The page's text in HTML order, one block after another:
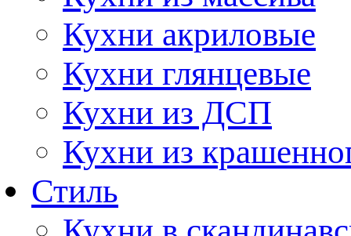
Кухни акриловые
Кухни глянцевые
Кухни из ДСП
Кухни из
Стиль